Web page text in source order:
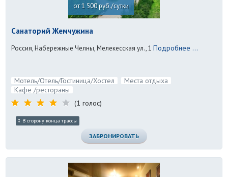
от 1 500 руб./сутки
Санаторий Жемчужина
Россия, Набережные Челны, Мелекесская ул., 1 Подробнее ...
Мотель/Отель/Гостиница/Хостел
Места отдыха
Кафе /рестораны
(1 голос)
В сторону конца трассы
ЗАБРОНИРОВАТЬ